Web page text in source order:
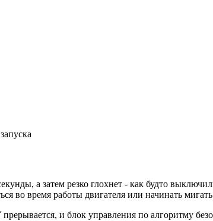
а затем резко глохнет - как будто
во время работы двигателя или начинать
и блок управления по алгоритму